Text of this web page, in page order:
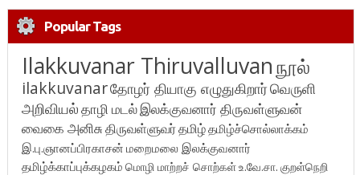
Popular Tags
Ilakkuvanar Thiruvalluvanநூல்
ilakkuvanarதோழர் தியாகு எழுதுகிறார்வெருளி
அறிவியல்தாழி மடல்இலக்குவனார் திருவள்ளுவன்
வைகை அனிசுதிருவள்ளுவர்தமிழ்தமிழ்ச்சொல்லாக்கம்
இ.பு.ஞானப்பிரகாசன் மறைமலை இலக்குவனார்
தமிழ்க்காப்புக்கழகம் மொழி மாற்றச் சொற்கள்உ.வே.சா. குறள்நெறி